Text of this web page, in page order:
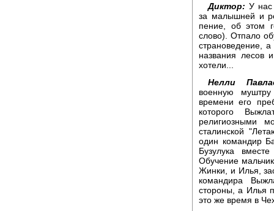
Диктор: У нас
за малышней и
пение, об этом
слово). Отпало
страноведение, а
названия лесов
хотели...
Нелли
военную
времени его
которого
религиозными
сталинской
один командир
Бузулука
Обучение
Жинки, и Илья,
командира
стороны, а Илья
это же время в